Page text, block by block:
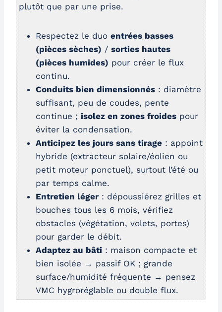
plutôt que par une prise.
Respectez le duo entrées basses
(pièces sèches) / sorties hautes
(pièces humides) pour créer le flux
continu.
Conduits bien dimensionnés : diamètre
suffisant, peu de coudes, pente
continue ; isolez en zones froides pour
éviter la condensation.
Anticipez les jours sans tirage : appoint
hybride (extracteur solaire/éolien ou
petit moteur ponctuel), surtout l’été ou
par temps calme.
Entretien léger : dépoussiérez grilles et
bouches tous les 6 mois, vérifiez
obstacles (végétation, volets, portes)
pour garder le débit.
Adaptez au bâti : maison compacte et
bien isolée → passif OK ; grande
surface/humidité fréquente → pensez
VMC hygroréglable ou double flux.